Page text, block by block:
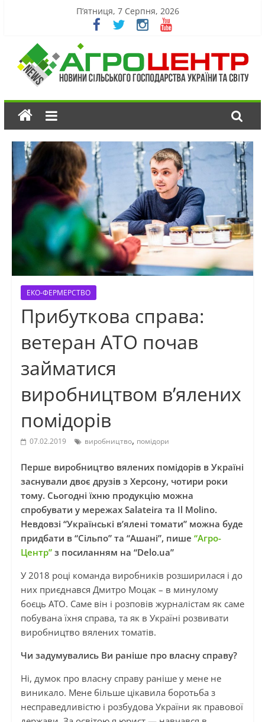
П’ятниця, 7 Серпня, 2026
ЕКО-ФЕРМЕРСТВО
Прибуткова справа:
ветеран АТО почав
займатися
виробництвом в’ялених
помідорів
07.02.2019 виробництво, помідори
Перше виробництво вялених помідорів в Україні
заснували двоє друзів з Херсону, чотири роки
тому. Сьогодні їхню продукцію можна
спробувати у мережах Salateira та Il Molino.
Невдовзі “Українські в’ялені томати” можна буде
придбати в “Сільпо” та “Ашані”, пише “Агро-
Центр”з посиланням на “Delo.ua”
У 2018 році команда виробників розширилася і до
них приєднався Дмитро Моцак – в минулому
боєць АТО. Саме він і розповів журналістам як саме
побувана їхня справа, та як в Україні розвивати
виробництво вялених томатів.
Чи задумувались Ви раніше про власну справу?
Ні, думок про власну справу раніше у мене не
виникало. Мене більше цікавила боротьба з
несправедливістю і розбудова України як правової